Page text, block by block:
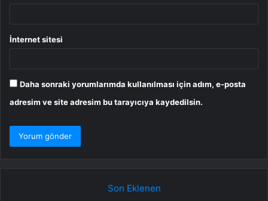
İnternet sitesi
Daha sonraki yorumlarımda kullanılması için adım, e-posta
adresim ve site adresim bu tarayıcıya kaydedilsin.
Son Eklenen